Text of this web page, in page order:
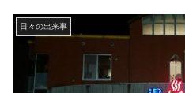
日々の出来事